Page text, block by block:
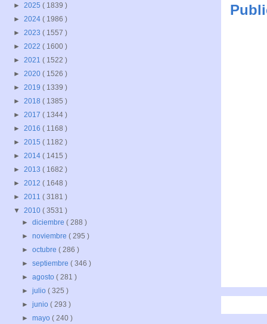
► 2025 ( 1839 )
► 2024 ( 1986 )
► 2023 ( 1557 )
► 2022 ( 1600 )
► 2021 ( 1522 )
► 2020 ( 1526 )
► 2019 ( 1339 )
► 2018 ( 1385 )
► 2017 ( 1344 )
► 2016 ( 1168 )
► 2015 ( 1182 )
► 2014 ( 1415 )
► 2013 ( 1682 )
► 2012 ( 1648 )
► 2011 ( 3181 )
▼ 2010 ( 3531 )
►diciembre( 288 )
►noviembre( 295 )
►octubre( 286 )
►septiembre( 346 )
►agosto( 281 )
►julio( 325 )
►junio( 293 )
►mayo( 240 )